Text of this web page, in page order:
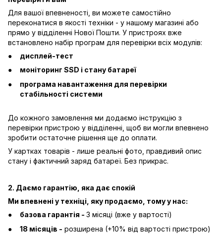
Для вашої впевненості, ви можете самостійно
переконатися в якості техніки - у нашому магазині або
прямо у відділенні Нової Пошти. У пристроях вже
встановлено набір програм для перевірки всіх модулів:
дисплей-тест
моніторинг SSD і стану батареї
програма навантаження для перевірки
стабільності системи
До кожного замовлення ми додаємо інструкцію з
перевірки пристрою у відділенні, щоб ви могли впевнено
зробити остаточне рішення ще до оплати.
У картках товарів - лише реальні фото, правдивий опис
стану і фактичний заряд батареї. Без прикрас.
2. Даємо гарантію, яка дає спокій
Ми впевнені у техніці, яку продаємо, тому у нас:
базова гарантія - 3 місяці (вже у вартості)
18 місяців - розширена (+10% від вартості пристрою)